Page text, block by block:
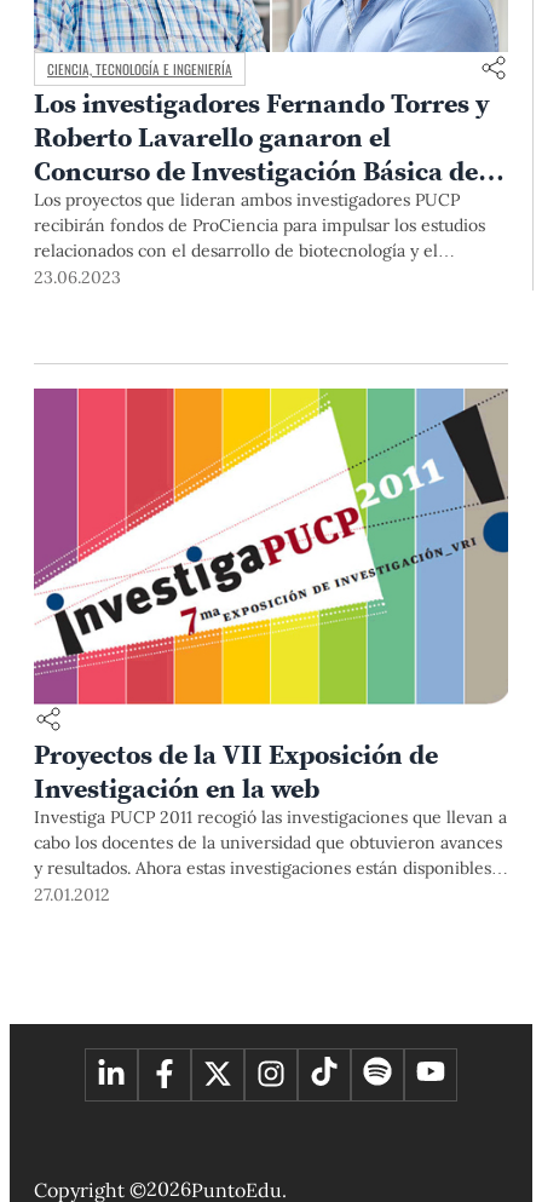
CIENCIA, TECNOLOGÍA E INGENIERÍA
Los investigadores Fernando Torres y
Roberto Lavarello ganaron el
Concurso de Investigación Básica de
ProCiencia 2023
Los proyectos que lideran ambos investigadores PUCP
recibirán fondos de ProCiencia para impulsar los estudios
relacionados con el desarrollo de biotecnología y el
diagnóstico de enfermedades hepáticas.
23.06.2023
Proyectos de la VII Exposición de
Investigación en la web
Investiga PUCP 2011 recogió las investigaciones que llevan a
cabo los docentes de la universidad que obtuvieron avances
y resultados. Ahora estas investigaciones están disponibles
en la web.
27.01.2012
Copyright ©2026PuntoEdu.